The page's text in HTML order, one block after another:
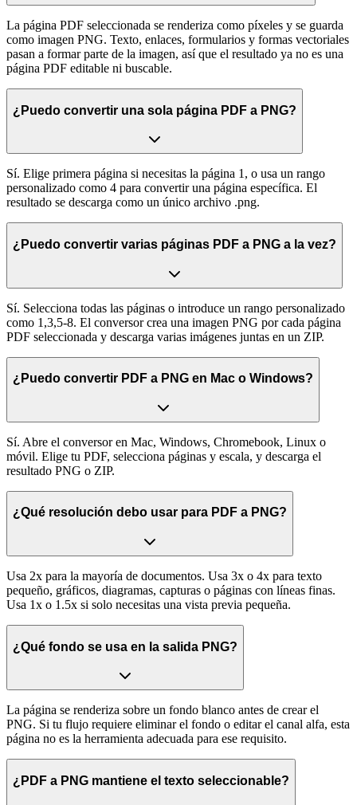
La página PDF seleccionada se renderiza como píxeles y se guarda
como imagen PNG. Texto, enlaces, formularios y formas vectoriales
pasan a formar parte de la imagen, así que el resultado ya no es una
página PDF editable ni buscable.
¿Puedo convertir una sola página PDF a PNG?
Sí. Elige primera página si necesitas la página 1, o usa un rango
personalizado como 4 para convertir una página específica. El
resultado se descarga como un único archivo .png.
¿Puedo convertir varias páginas PDF a PNG a la vez?
Sí. Selecciona todas las páginas o introduce un rango personalizado
como 1,3,5-8. El conversor crea una imagen PNG por cada página
PDF seleccionada y descarga varias imágenes juntas en un ZIP.
¿Puedo convertir PDF a PNG en Mac o Windows?
Sí. Abre el conversor en Mac, Windows, Chromebook, Linux o
móvil. Elige tu PDF, selecciona páginas y escala, y descarga el
resultado PNG o ZIP.
¿Qué resolución debo usar para PDF a PNG?
Usa 2x para la mayoría de documentos. Usa 3x o 4x para texto
pequeño, gráficos, diagramas, capturas o páginas con líneas finas.
Usa 1x o 1.5x si solo necesitas una vista previa pequeña.
¿Qué fondo se usa en la salida PNG?
La página se renderiza sobre un fondo blanco antes de crear el
PNG. Si tu flujo requiere eliminar el fondo o editar el canal alfa, esta
página no es la herramienta adecuada para ese requisito.
¿PDF a PNG mantiene el texto seleccionable?